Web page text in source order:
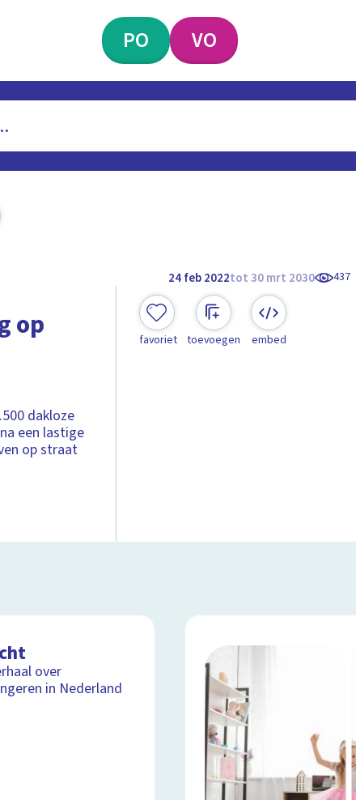
PO VO
24 feb 2022tot 30 mrt 2030 437
op
dakloze
een lastige
op straat
favoriet toevoegen embed
over
in Nederland